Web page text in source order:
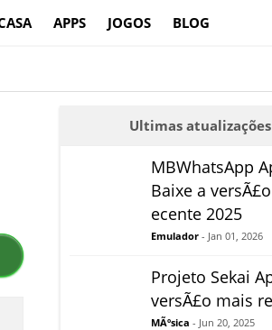
APPS JOGOS BLOG
Ultimas atualizações
MBWhatsApp
Baixe a
ecente 2025
Emulador - Jan 01, 2026
Projeto Sekai
versÃ£o mais
MÃºsica - Jun 20, 2025